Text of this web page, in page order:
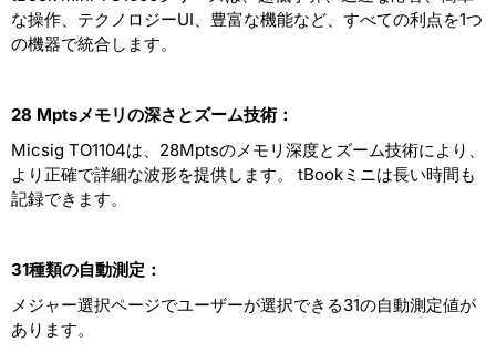
な操作、テクノロジーUI、豊富な機能など、すべての利点を1つ
の機器で統合します。
28 Mptsメモリの深さとズーム技術：
Micsig TO1104は、28Mptsのメモリ深度とズーム技術により、
より正確で詳細な波形を提供します。 tBookミニは長い時間も
記録できます。
31種類の自動測定：
メジャー選択ページでユーザーが選択できる31の自動測定値が
あります。